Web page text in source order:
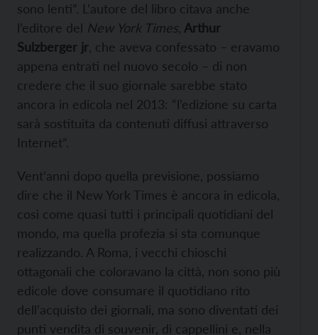
sono lenti”. L’autore del libro citava anche
l’editore del New York Times Arthur
Sulzberger jr , che aveva confessato – eravamo
appena entrati nel nuovo secolo – di non
credere che il suo giornale sarebbe stato
ancora in edicola nel 2013: “l’edizione su carta
sarà sostituita da contenuti diffusi attraverso
Internet”.
Vent’anni dopo quella previsione, possiamo
dire che il New York Times è ancora in edicola,
così come quasi tutti i principali quotidiani del
mondo, ma quella profezia si sta comunque
realizzando. A Roma, i vecchi chioschi
ottagonali che coloravano la città, non sono più
edicole dove consumare il quotidiano rito
dell’acquisto dei giornali, ma sono diventati dei
punti vendita di souvenir, di cappellini e, nella